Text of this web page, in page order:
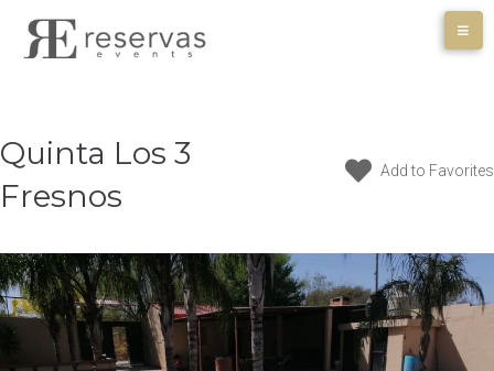
Quinta Los 3
Fresnos
Add to Favorites